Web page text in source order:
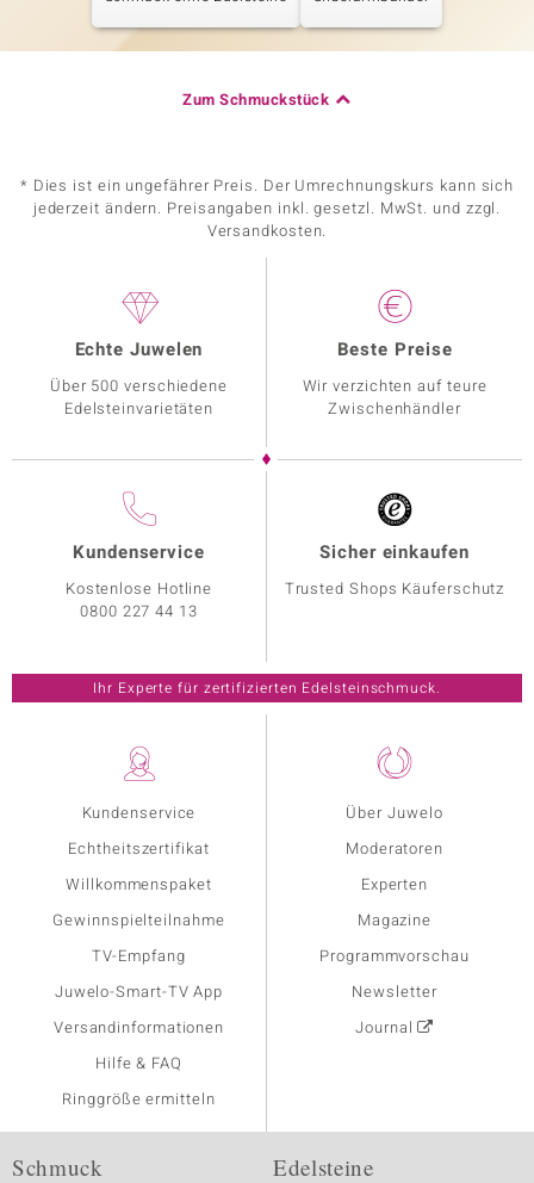
Zum Schmuckstück
* Dies ist ein ungefährer Preis. Der Umrechnungskurs kann sich
jederzeit ändern. Preisangaben inkl. gesetzl. MwSt. und zzgl.
Versandkosten.
Kundenservice
Echtheitszertifikat
Willkommenspaket
Gewinnspielteilnahme
TV-Empfang
Juwelo-Smart-TV App
Versandinformationen
Hilfe & FAQ
Ringgröße ermitteln
Über Juwelo
Moderatoren
Experten
Magazine
Programmvorschau
Newsletter
Journal
Echte Juwelen
Über 500 verschiedene
Edelsteinvarietäten
Beste Preise
Wir verzichten auf teure
Zwischenhändler
Kundenservice
Kostenlose Hotline
0800 227 44 13
Sicher einkaufen
Trusted Shops Käuferschutz
Ihr Experte für zertifizierten Edelsteinschmuck.
Schmuck Edelsteine